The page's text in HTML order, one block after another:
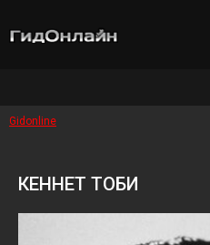
Gidonline
КЕННЕТ ТОБИ